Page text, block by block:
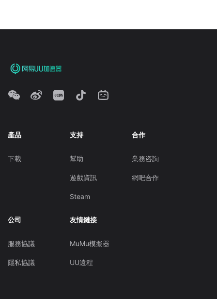
產品
下載
支持
幫助
遊戲資訊
Steam
合作
業務咨詢
網吧合作
公司
服務協議
隱私協議
友情鏈接
MuMu模擬器
UU遠程